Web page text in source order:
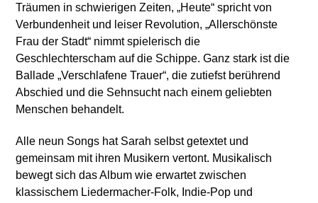
Träumen in schwierigen Zeiten, „Heute“ spricht von
Verbundenheit und leiser Revolution, „Allerschönste
Frau der Stadt“ nimmt spielerisch die
Geschlechterscham auf die Schippe. Ganz stark ist die
Ballade „Verschlafene Trauer“, die zutiefst berührend
Abschied und die Sehnsucht nach einem geliebten
Menschen behandelt.
Alle neun Songs hat Sarah selbst getextet und
gemeinsam mit ihren Musikern vertont. Musikalisch
bewegt sich das Album wie erwartet zwischen
klassischem Liedermacher-Folk, Indie-Pop und